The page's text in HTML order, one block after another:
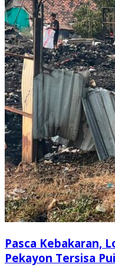
Pasca Kebakaran,
Pekayon Tersisa